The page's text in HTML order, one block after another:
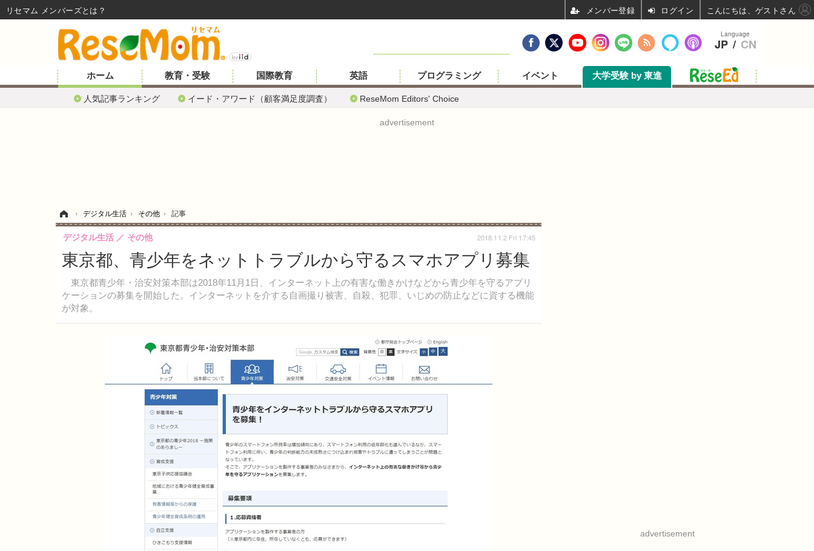
ホーム
人気記事ランキング イード・アワード（顧客満足度調査） ReseMom Editors' Choice
教育・受験 国際教育 英語 プログラミング イベント 大学受験 by 東進
advertisement
› デジタル生活 › その他 › 記事
東京都、青少年をネットトラブルから守るスマホアプリ募集
東京都青少年・治安対策本部は2018年11月1日、インターネット上の有害な働きかけなどから青少年を守るアプリ
ケーションの募集を開始した。インターネットを介する自画撮り被害、自殺、犯罪、いじめの防止などに資する機能
が対象。
デジタル生活 その他 2018.11.2 Fri 17:45
advertisement
Language
JP / CN
リセマム メンバーズ ログイン こんにちは、ゲストさん